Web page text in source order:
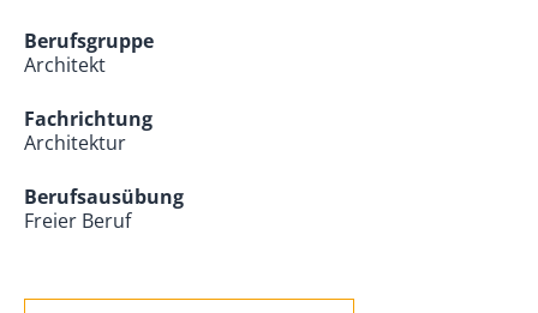
Berufsgruppe
Architekt
Fachrichtung
Architektur
Berufsausübung
Freier Beruf